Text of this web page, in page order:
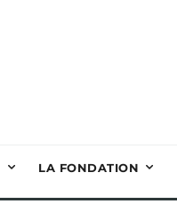
LA FONDATION